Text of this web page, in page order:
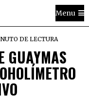
Menu
DE LECTURA
GUAYMAS